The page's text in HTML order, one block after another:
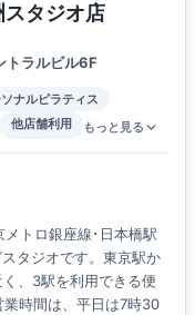
タジオ店
トラルビル6F
ナルピラティス
他店舗利用 もっと見る
トロ銀座線･日本橋駅
タジオです。東京駅か
、3駅を利用できる便
時間は、平日は7時30